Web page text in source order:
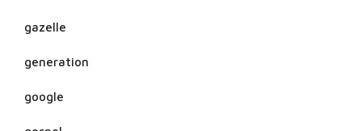
gazelle
generation
google